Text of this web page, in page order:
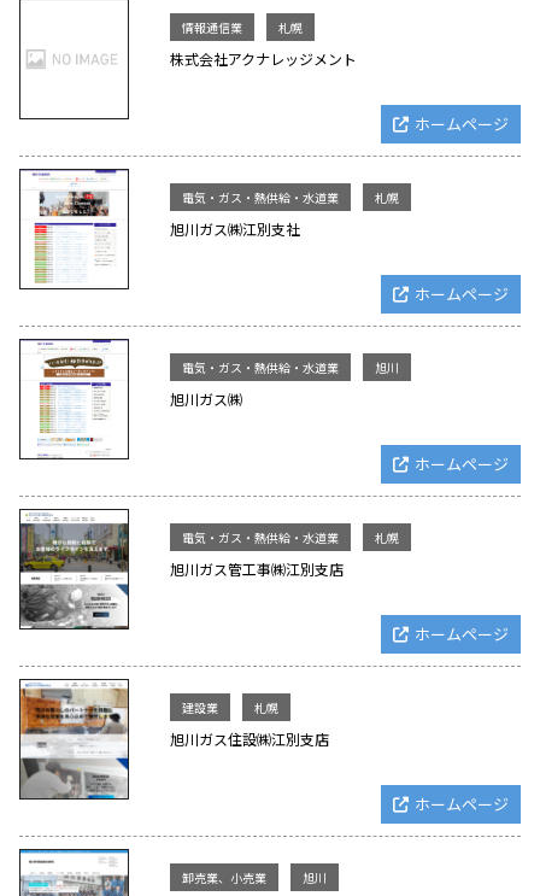
情報通信業 札幌
株式会社アクナレッジメント
ホームページ
電気・ガス・熱供給・水道業 札幌
旭川ガス㈱江別支社
ホームページ
電気・ガス・熱供給・水道業 旭川
旭川ガス㈱
ホームページ
電気・ガス・熱供給・水道業 札幌
旭川ガス管工事㈱江別支店
ホームページ
建設業 札幌
旭川ガス住設㈱江別支店
ホームページ
卸売業、小売業 旭川